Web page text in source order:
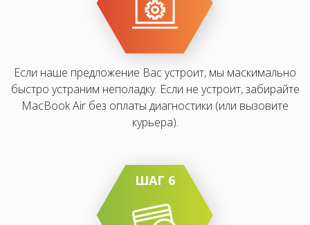
Если наше предложение Вас устроит, мы маскимально
быстро устраним неполадку. Если не устроит, забирайте
MacBook Air без оплаты диагностики (или вызовите
курьера).
ШАГ 6